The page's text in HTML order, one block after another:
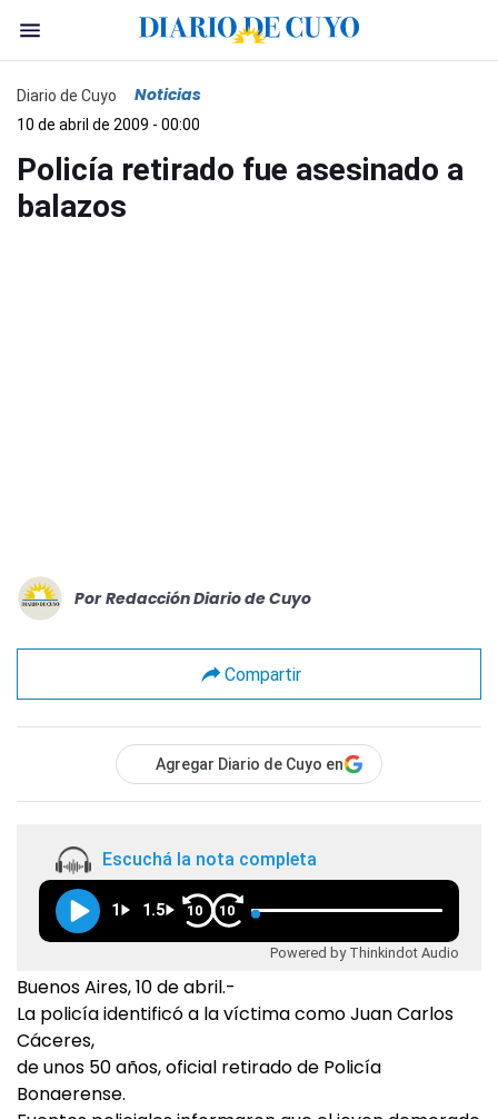
Diario de Cuyo Noticias
10 de abril de 2009 - 00:00
Policía retirado fue asesinado a
balazos
Por Redacción Diario de Cuyo
Compartir
Agregar Diario de Cuyo en
Escuchá la nota completa
1 1.5 10 10
Powered by Thinkindot Audio
Buenos Aires, 10 de abril.-
La policía identificó a la víctima como Juan Carlos
Cáceres,
de unos 50 años, oficial retirado de Policía
Bonaerense.